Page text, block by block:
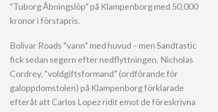
“Tuborg Åbningslöp” på Klampenborg med 50.000
kronor i förstapris.
Bolivar Roads “vann” med huvud – men Sandtastic
fick sedan segern efter nedflyttningen. Nicholas
Cordrey, “voldgiftsformand” (ordförande för
galoppdomstolen) på Klampenborg förklarade
efteråt att Carlos Lopez ridit emot de föreskrivna